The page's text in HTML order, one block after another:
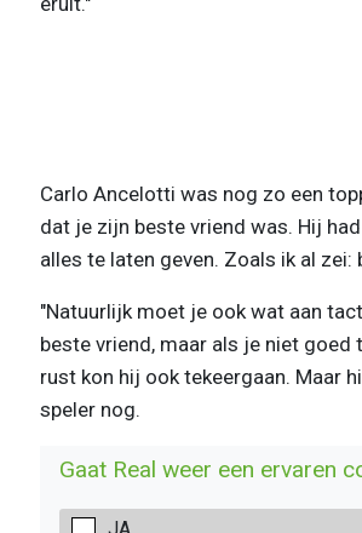
Carlo Ancelotti was nog zo een
dat je zijn beste vriend was. Hij
alles te laten geven. Zoals ik al
"Natuurlijk moet je ook wat aan
beste vriend, maar als je niet goed
rust kon hij ook tekeergaan. Maar
speler nog.
Gaat Real weer een ervaren